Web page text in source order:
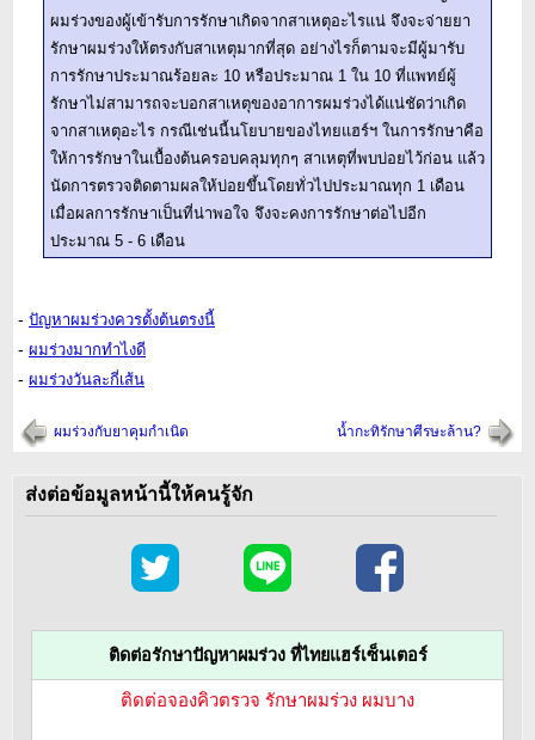
ผมร่วงของผู้เข้ารับการรักษาเกิดจากสาเหตุอะไรแน่ จึงจะจ่ายยา
รักษาผมร่วงให้ตรงกับสาเหตุมากที่สุด อย่างไรก็ตามจะมีผู้มารับ
การรักษาประมาณร้อยละ 10 หรือประมาณ 1 ใน 10 ที่แพทย์ผู้
รักษาไม่สามารถจะบอกสาเหตุของอาการผมร่วงได้แน่ชัดว่าเกิด
จากสาเหตุอะไร กรณีเช่นนี้นโยบายของไทยแฮร์ฯ ในการรักษาคือ
ให้การรักษาในเบื้องต้นครอบคลุมทุกๆ สาเหตุที่พบบ่อยไว้ก่อน แล้ว
นัดการตรวจติดตามผลให้บ่อยขึ้นโดยทั่วไปประมาณทุก 1 เดือน
เมื่อผลการรักษาเป็นที่น่าพอใจ จึงจะคงการรักษาต่อไปอีก
ประมาณ 5 - 6 เดือน
- ปัญหาผมร่วงควรตั้งต้นตรงนี้
- ผมร่วงมากทำไงดี
- ผมร่วงวันละกี่เส้น
ผมร่วงกับยาคุมกำเนิด น้ำกะทิรักษาศีรษะล้าน?
ส่งต่อข้อมูลหน้านี้ให้คนรู้จัก
ติดต่อรักษาปัญหาผมร่วง ที่ไทยแฮร์เซ็นเตอร์
ติดต่อจองคิวตรวจ รักษาผมร่วง ผมบาง